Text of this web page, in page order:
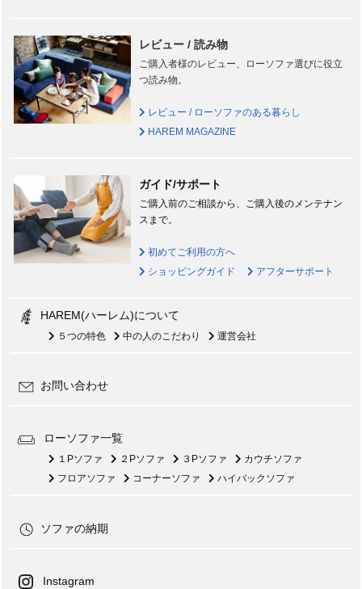
レビュー / 読み物
ご購入者様のレビュー、ローソファ選びに役立
つ読み物。
レビュー / ローソファのある暮らし
HAREM MAGAZINE
ガイド/サポート
ご購入前のご相談から、ご購入後のメンテナン
スまで。
初めてご利用の方へ
ショッピングガイド
アフターサポート
HAREM(ハーレム)について
５つの特色 中の人のこだわり 運営会社
お問い合わせ
ローソファ一覧
１Pソファ ２Pソファ ３Pソファ
カウチソファ
フロアソファ
コーナーソファ ハイバックソファ
ソファの納期
Instagram